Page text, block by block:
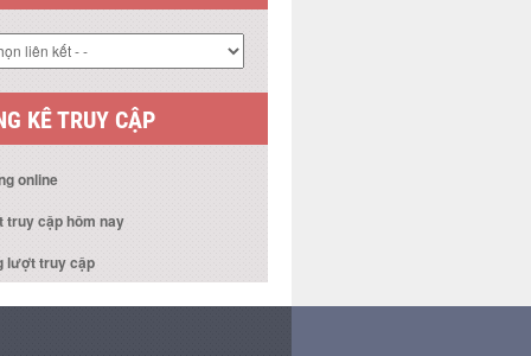
KÊ TRUY CẬP
online
truy cập hôm nay
lượt truy cập